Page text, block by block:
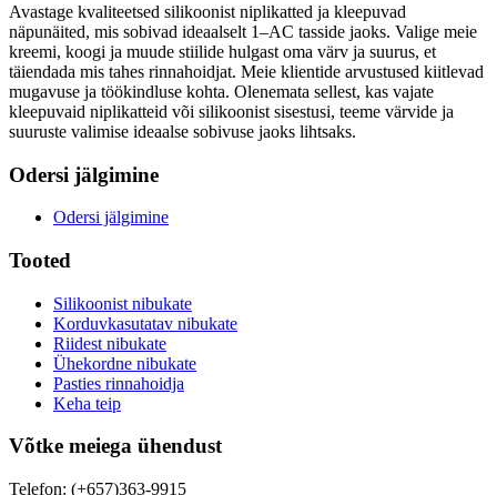
Avastage kvaliteetsed silikoonist niplikatted ja kleepuvad
näpunäited, mis sobivad ideaalselt 1–AC tasside jaoks. Valige meie
kreemi, koogi ja muude stiilide hulgast oma värv ja suurus, et
täiendada mis tahes rinnahoidjat. Meie klientide arvustused kiitlevad
mugavuse ja töökindluse kohta. Olenemata sellest, kas vajate
kleepuvaid niplikatteid või silikoonist sisestusi, teeme värvide ja
suuruste valimise ideaalse sobivuse jaoks lihtsaks.
Odersi jälgimine
Odersi jälgimine
Tooted
Silikoonist nibukate
Korduvkasutatav nibukate
Riidest nibukate
Ühekordne nibukate
Pasties rinnahoidja
Keha teip
Võtke meiega ühendust
Telefon: (+657)363-9915